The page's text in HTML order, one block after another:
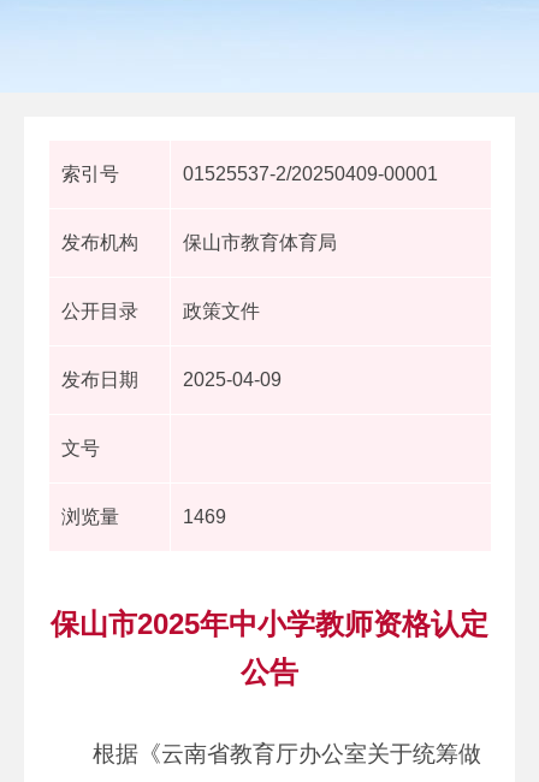
索引号 01525537-2/20250409-00001
发布机构 保山市教育体育局
公开目录 政策文件
发布日期 2025-04-09
文号
浏览量 1469
保山市2025年中小学教师资格认定
公告
根据《云南省教育厅办公室关于统筹做